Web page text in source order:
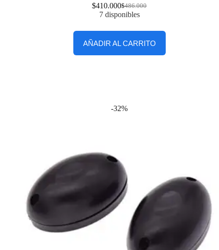
$486.000
$410.000
7 disponibles
AÑADIR AL CARRITO
-32%